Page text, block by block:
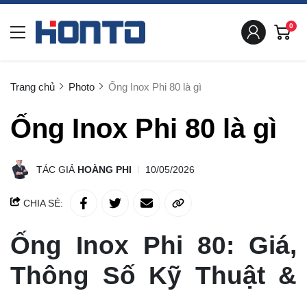
0
Trang chủ Photo Ống Inox Phi 80 là gì
Ống Inox Phi 80 là gì
TÁC GIẢ HOÀNG PHI 10/05/2026
CHIA SẺ:
Ống Inox Phi 80: Giá,
Thông Số Kỹ Thuật &